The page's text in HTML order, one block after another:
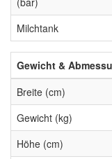
Milchtank
Gewicht &
Breite (cm)
Gewicht (kg)
Höhe (cm)